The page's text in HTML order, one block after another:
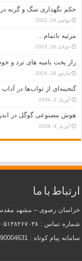
حکم نگهداری سگ و گربه در
نوامبر 29, 2022
مرثیه ناتمام…
جولای 26, 2023
راز پخت بامیه‌ های ترد و
مارس 18, 2024
گنجینه‌ای از ثواب‌ها در
آوریل 2, 2024
هوش مصنوعی گوگل در
آوریل 9, 2024
ارتباط با ما
خراسان رضوی – مشهد مقدس
شماره تماس : ۰۵۱۳۸۲۶۷۰۳۸
سامانه پیام کوتاه : 90004631